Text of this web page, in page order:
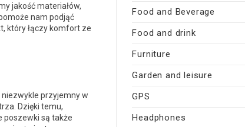
jakość materiałów,
nam podjąć
który łączy komfort ze
niezwykle przyjemny w
Dzięki temu,
poszewki są także
Food and Beverage
Food and drink
Furniture
Garden and leisure
GPS
Headphones